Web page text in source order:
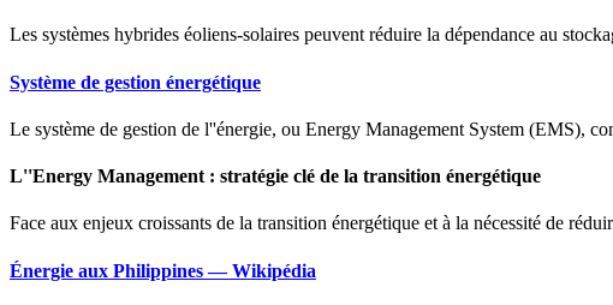
Les systèmes hybrides éoliens-solaires peuvent réduire la dépendance au
Système de gestion énergétique
Le système de gestion de l''énergie, ou Energy Management System (EMS),
L''Energy Management : stratégie clé de la transition énergétique
Face aux enjeux croissants de la transition énergétique et à la nécessité de
Énergie aux Philippines — Wikipédia